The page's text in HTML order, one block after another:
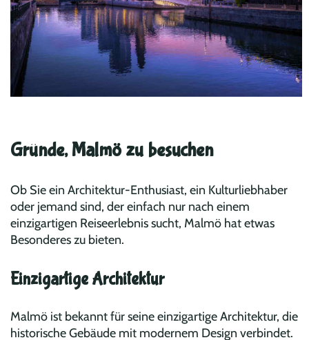
Gründe, Malmö zu besuchen
Ob Sie ein Architektur-Enthusiast, ein Kulturliebhaber
oder jemand sind, der einfach nur nach einem
einzigartigen Reiseerlebnis sucht, Malmö hat etwas
Besonderes zu bieten.
Einzigartige Architektur
Malmö ist bekannt für seine einzigartige Architektur, die
historische Gebäude mit modernem Design verbindet.